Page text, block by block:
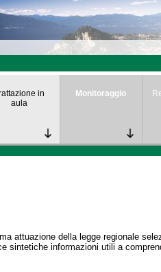
in
aula
Monitoraggio
attuazione della legge regionale
sintetiche informazioni utili a